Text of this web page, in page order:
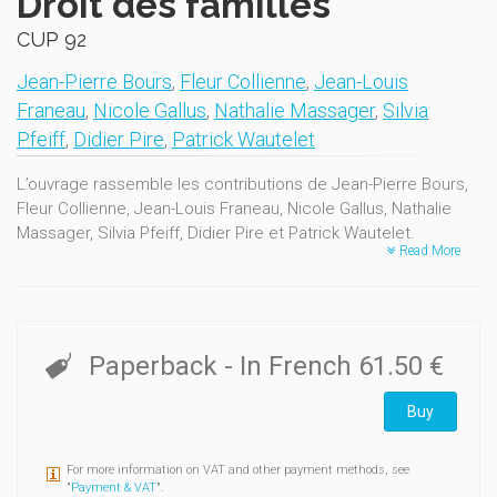
CUP 92
Jean-Pierre Bours, Fleur Collienne, Jean-Louis
Franeau, Nicole Gallus, Nathalie Massager, Silvia
Pfeiff, Didier Pire, Patrick Wautelet
L’ouvrage rassemble les contributions de Jean-Pierre Bours,
Fleur Collienne, Jean-Louis Franeau, Nicole Gallus, Nathalie
Massager, Silvia Pfeiff, Didier Pire et Patrick Wautelet.
exemple, mais il est emblématique : il y avait moins d’un
divorce pour 10.000 habitants au XIXe siècle. Il y en avait un
pour 2.000 habitants en 1960, il y en avait deux pour 1.000 en
1990 et la barre des trois pour 1.000 a été dépassée en 2003.
La présente législature est féconde en nouveautés et
Read More
Paperback - In French 61.50 €
Buy
For more information on VAT and other payment methods, see
"Payment & VAT".